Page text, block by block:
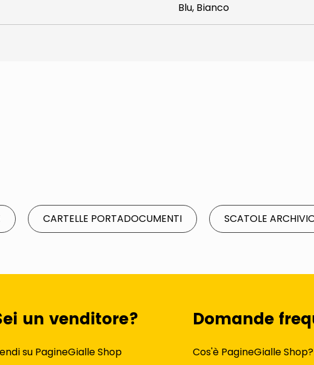
Blu, Bianco
CARTELLE PORTADOCUMENTI SCATOLE
un venditore?
su PagineGialle Shop
Domande
Cos'è PagineGialle Shop?